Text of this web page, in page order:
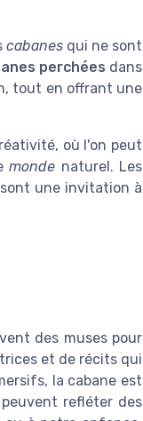
cabanes qui ne sont
perchées dans
tout en offrant une
où l'on peut
monde naturel. Les
une invitation à
des muses pour
et de récits qui
la cabane est
refléter des